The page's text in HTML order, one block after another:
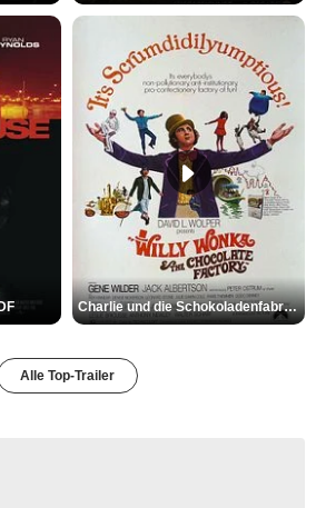
Charlie und die Schokoladenfabrik Trailer OV
Alle Top-Trailer